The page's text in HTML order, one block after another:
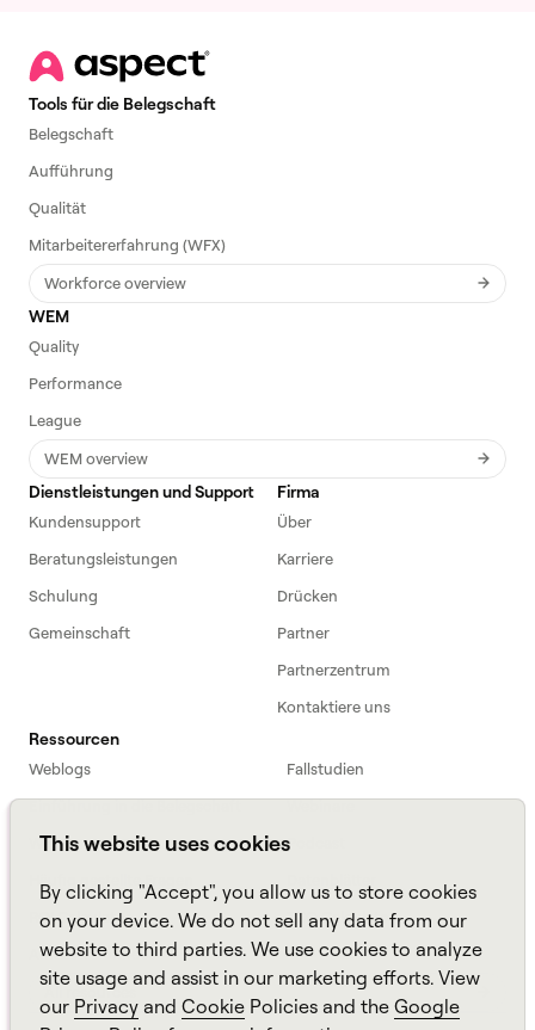
This website uses cookies
By clicking "Accept", you allow us to store cookies
on your device. We do not sell any data from our
website to third parties. We use cookies to analyze
site usage and assist in our marketing efforts. View
our Privacy and Cookie Policies and the Google
Tools für die Belegschaft
Belegschaft
Aufführung
Qualität
Mitarbeitererfahrung (WFX)
Workforce overview
WEM
Quality
Performance
League
WEM overview
Dienstleistungen und Support
Kundensupport
Beratungsleistungen
Schulung
Gemeinschaft
Firma
Über
Karriere
Drücken
Partner
Partnerzentrum
Kontaktiere uns
Ressourcen
Weblogs
Fallstudien
Webinars
Podcast
ROI Calculator
TCO Calculator
Amazon Connect
All resources